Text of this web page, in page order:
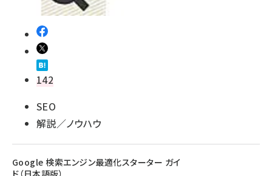
142
SEO
解説／ノウハウ
Google 検索エンジン最適化スターター ガイ
ド（日本語版）